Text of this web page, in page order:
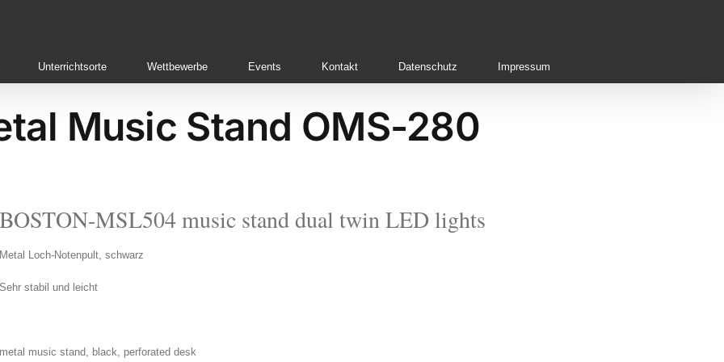
Unterrichtsorte Wettbewerbe Events Kontakt Datenschutz Impressum
Music Stand OMS-280
BOSTON-MSL504 music stand dual twin LED lights
Metal Loch-Notenpult, schwarz
Sehr stabil und leicht
metal music stand, black, perforated desk